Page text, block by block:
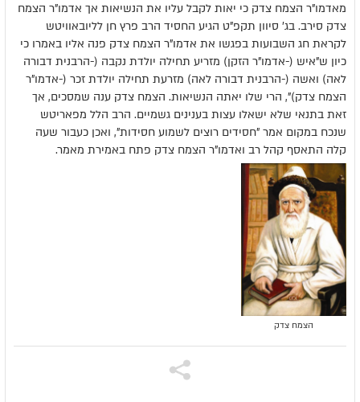
מאדמו"ר הצמח צדק כי יאות לקבל עליו את הנשיאות אך אדמו"ר הצמח
צדק סירב. בג' סיוון תקפ"ט הגיע החסיד הרב פרץ חן לליובאוויטש
לקראת חג השבועות בפגשו את אדמו"ר הצמח צדק פנה אליו באמרו כי
כיון ש"איש (-אדמו"ר הזקן) מזריע תחילה יולדת נקבה (-הרבנית דבורה
לאה) ואשה (-הרבנית דבורה לאה) מזרעת תחילה יולדת זכר (-אדמו"ר
הצמח צדק)", הרי שלו יאתה הנשיאות. הצמח צדק ענה שמסכים, אך
זאת בתנאי שלא ישאלו עצות בענינים גשמיים. הרב הלל מפאריטש
שנכח במקום אמר "חסידים רוצים לשמוע חסידות", ואכן כעבור שעה
קלה התאסף קהל רב ואדמו"ר הצמח צדק פתח באמירת מאמר.
הצמח צדק